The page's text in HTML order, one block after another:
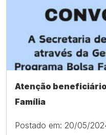
Atenção
Família
Postado em: 20/05/